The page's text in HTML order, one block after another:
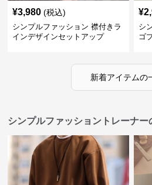
¥3,980 (税込)
シンプルファッション 襟付きラ
インデザインセットアップ
¥
シ
ゴ
新着アイテムの
シンプルファッショントレーナ